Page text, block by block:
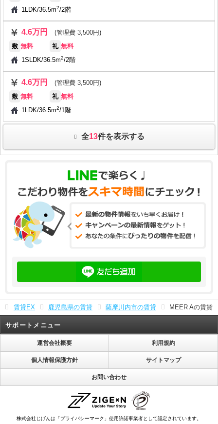
1LDK/36.5m2/2階
4.6万円
(管理費 3,500円)
敷 無料 礼 無料
1SLDK/36.5m2/2階
4.6万円
(管理費 3,500円)
敷 無料 礼 無料
1LDK/36.5m2/1階
全13件を表示する
賃貸EX 鹿児島県の賃貸 薩摩川内市の賃貸 MEER Aの賃貸
サポートメニュー
運営会社概要 利用規約
個人情報保護方針 サイトマップ
お問い合わせ
株式会社じげんは「プライバシーマーク」使用許諾事業者として認定されています。